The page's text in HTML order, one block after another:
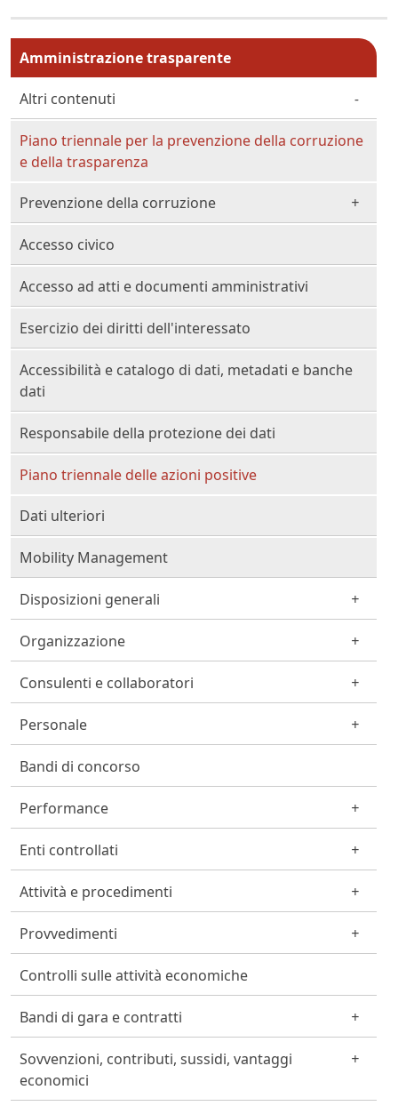
Menu principale MAIN
Amministrazione trasparente
Altri contenuti
Piano triennale per la prevenzione della corruzione
e della trasparenza
Prevenzione della corruzione
Accesso civico
Accesso ad atti e documenti amministrativi
Esercizio dei diritti dell'interessato
Accessibilità e catalogo di dati, metadati e banche
dati
Responsabile della protezione dei dati
Piano triennale delle azioni positive
Dati ulteriori
Mobility Management
Disposizioni generali
Organizzazione
Consulenti e collaboratori
Personale
Bandi di concorso
Performance
Enti controllati
Attività e procedimenti
Provvedimenti
Controlli sulle attività economiche
Bandi di gara e contratti
Sovvenzioni, contributi, sussidi, vantaggi
economici